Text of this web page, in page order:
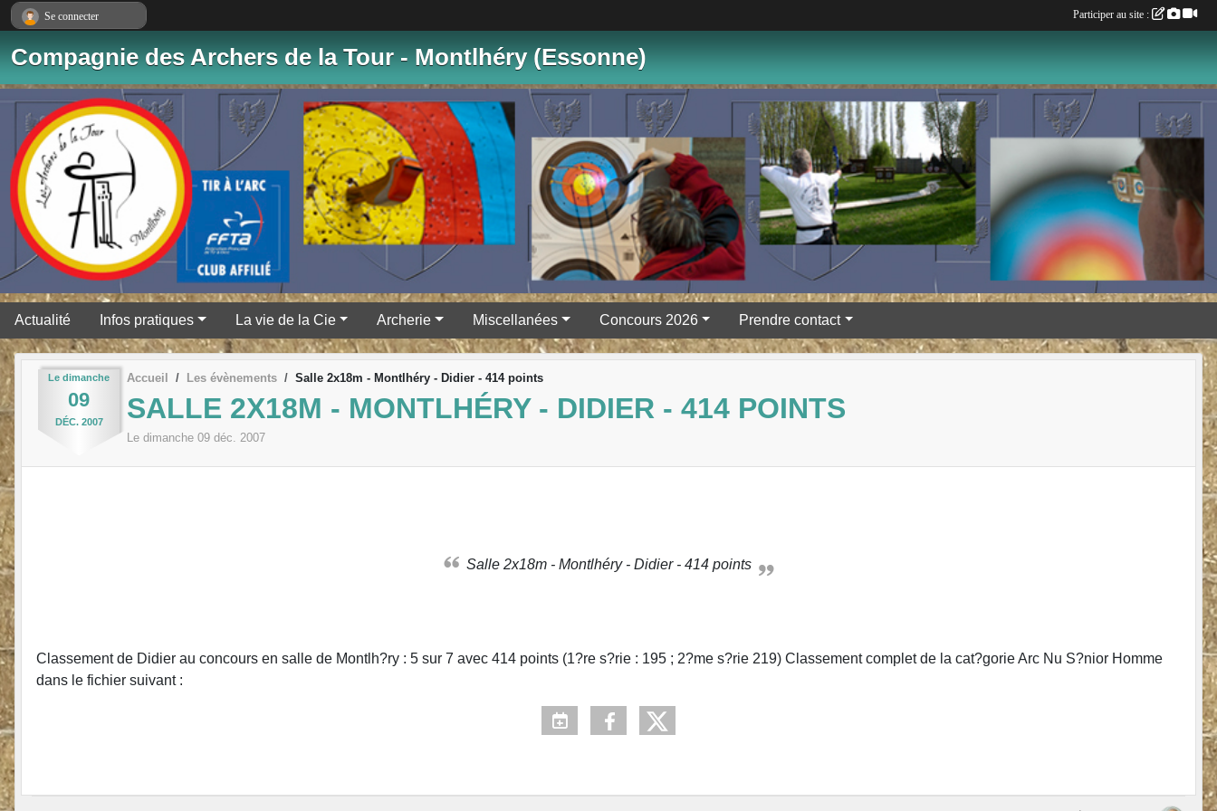
Compagnie des Archers de la Tour - Montlhéry (Essonne)
Actualité Infos pratiques La vie de la Cie Archerie Miscellanées Concours 2026 Prendre contact
Le dimanche
09
DÉC. 2007
Accueil Les évènements Salle 2x18m - Montlhéry - Didier - 414 points
SALLE 2X18M - MONTLHÉRY - DIDIER - 414 POINTS
Le dimanche 09 déc. 2007
Salle 2x18m - Montlhéry - Didier - 414 points
Classement de Didier au concours en salle de Montlh?ry : 5 sur 7 avec 414 points (1?re s?rie : 195 ; 2?me s?rie 219) Classement complet de la cat?gorie Arc Nu S?nior Homme
dans le fichier suivant :
Se connecter Participer au site :
Panneau de gestion des cookies